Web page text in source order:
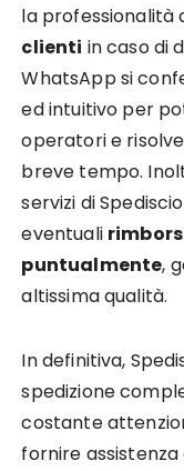
la professionalità
clienti in caso di
WhatsApp si
ed intuitivo per
operatori e
breve tempo.
servizi di
eventuali
puntualmente,
altissima qualità.
In definitiva,
spedizione
costante
fornire